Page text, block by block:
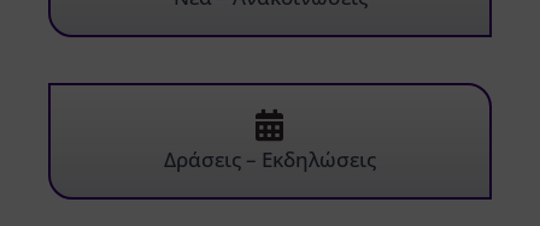
Δράσεις – Εκδηλώσεις